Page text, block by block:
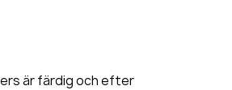
är färdig och efter